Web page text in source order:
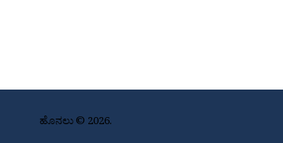
ಹೊನಲು © 2026.